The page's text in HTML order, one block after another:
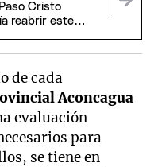
Cristo
reabrir este
de cada
Aconcagua
evaluación
para
se tiene en